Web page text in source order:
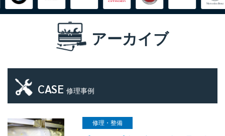
アーカイブ
CASE 修理事例
修理・整備